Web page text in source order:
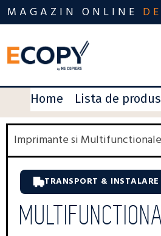
MAGAZIN ONLINE DE
Home Lista de
Imprimante si
TRANSPORT &